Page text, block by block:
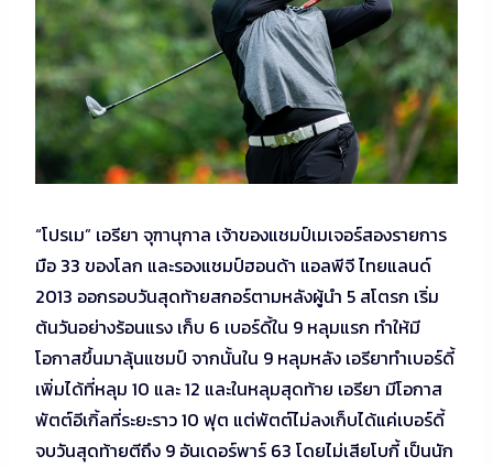
“โปรเม” เอรียา จุฑานุกาล เจ้าของแชมป์เมเจอร์สองรายการ
มือ 33 ของโลก และรองแชมป์ฮอนด้า แอลพีจี ไทยแลนด์
2013 ออกรอบวันสุดท้ายสกอร์ตามหลังผู้นำ 5 สโตรก เริ่ม
ต้นวันอย่างร้อนแรง เก็บ 6 เบอร์ดี้ใน 9 หลุมแรก ทำให้มี
โอกาสขึ้นมาลุ้นแชมป์ จากนั้นใน 9 หลุมหลัง เอรียาทำเบอร์ดี้
เพิ่มได้ที่หลุม 10 และ 12 และในหลุมสุดท้าย เอรียา มีโอกาส
พัตต์อีเกิ้ลที่ระยะราว 10 ฟุต แต่พัตต์ไม่ลงเก็บได้แค่เบอร์ดี้
จบวันสุดท้ายตีถึง 9 อันเดอร์พาร์ 63 โดยไม่เสียโบกี้ เป็นนัก